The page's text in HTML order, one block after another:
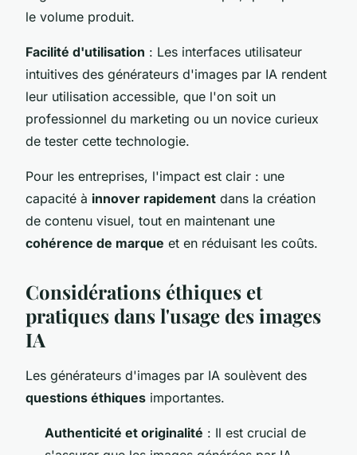
le volume produit.
Facilité d'utilisation : Les interfaces utilisateur
intuitives des générateurs d'images par IA rendent
leur utilisation accessible, que l'on soit un
professionnel du marketing ou un novice curieux
de tester cette technologie.
Pour les entreprises, l'impact est clair : une
capacité à innover rapidement dans la création
de contenu visuel, tout en maintenant une
cohérence de marque et en réduisant les coûts.
Considérations éthiques et
pratiques dans l'usage des images
IA
Les générateurs d'images par IA soulèvent des
questions éthiques importantes.
Authenticité et originalité : Il est crucial de